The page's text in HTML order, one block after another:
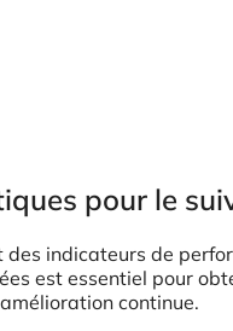
pour le
indicateurs de
est essentiel pour
continue.